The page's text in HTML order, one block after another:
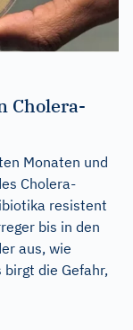
Cholera-
Monaten und
Cholera-
resistent
bis in den
aus, wie
die Gefahr,